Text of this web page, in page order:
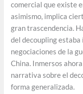
comercial que existe
asimismo, implica
gran trascendencia.
del decoupling
negociaciones de la
China. Inmersos
narrativa sobre el
forma generalizada.